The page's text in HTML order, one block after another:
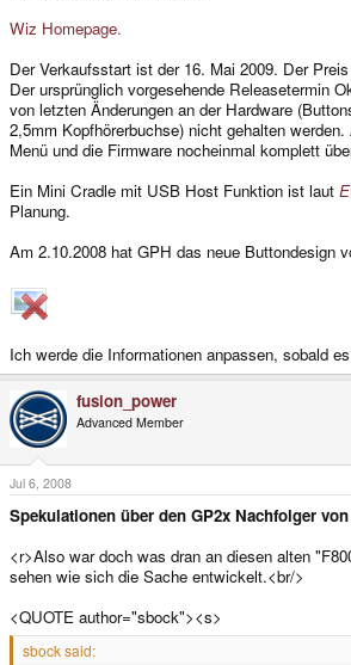
Wiz Homepage.
Der Verkaufsstart ist der 16. Mai 2009. Der
Der ursprünglich vorgesehende Releasetermin
von letzten Änderungen an der Hardware
2,5mm Kopfhörerbuchse) nicht gehalten
Menü und die Firmware nocheinmal komplett
Ein Mini Cradle mit USB Host Funktion ist laut
Planung.
Am 2.10.2008 hat GPH das neue Buttondesign
Ich werde die Informationen anpassen, sobald
fusion_power
Advanced Member
Jul 6, 2008
Spekulationen über den GP2x Nachfolger von
<r>Also war doch was dran an diesen alten
sehen wie sich die Sache entwickelt.<br/>
<QUOTE author="sbock"><s>
sbock said: